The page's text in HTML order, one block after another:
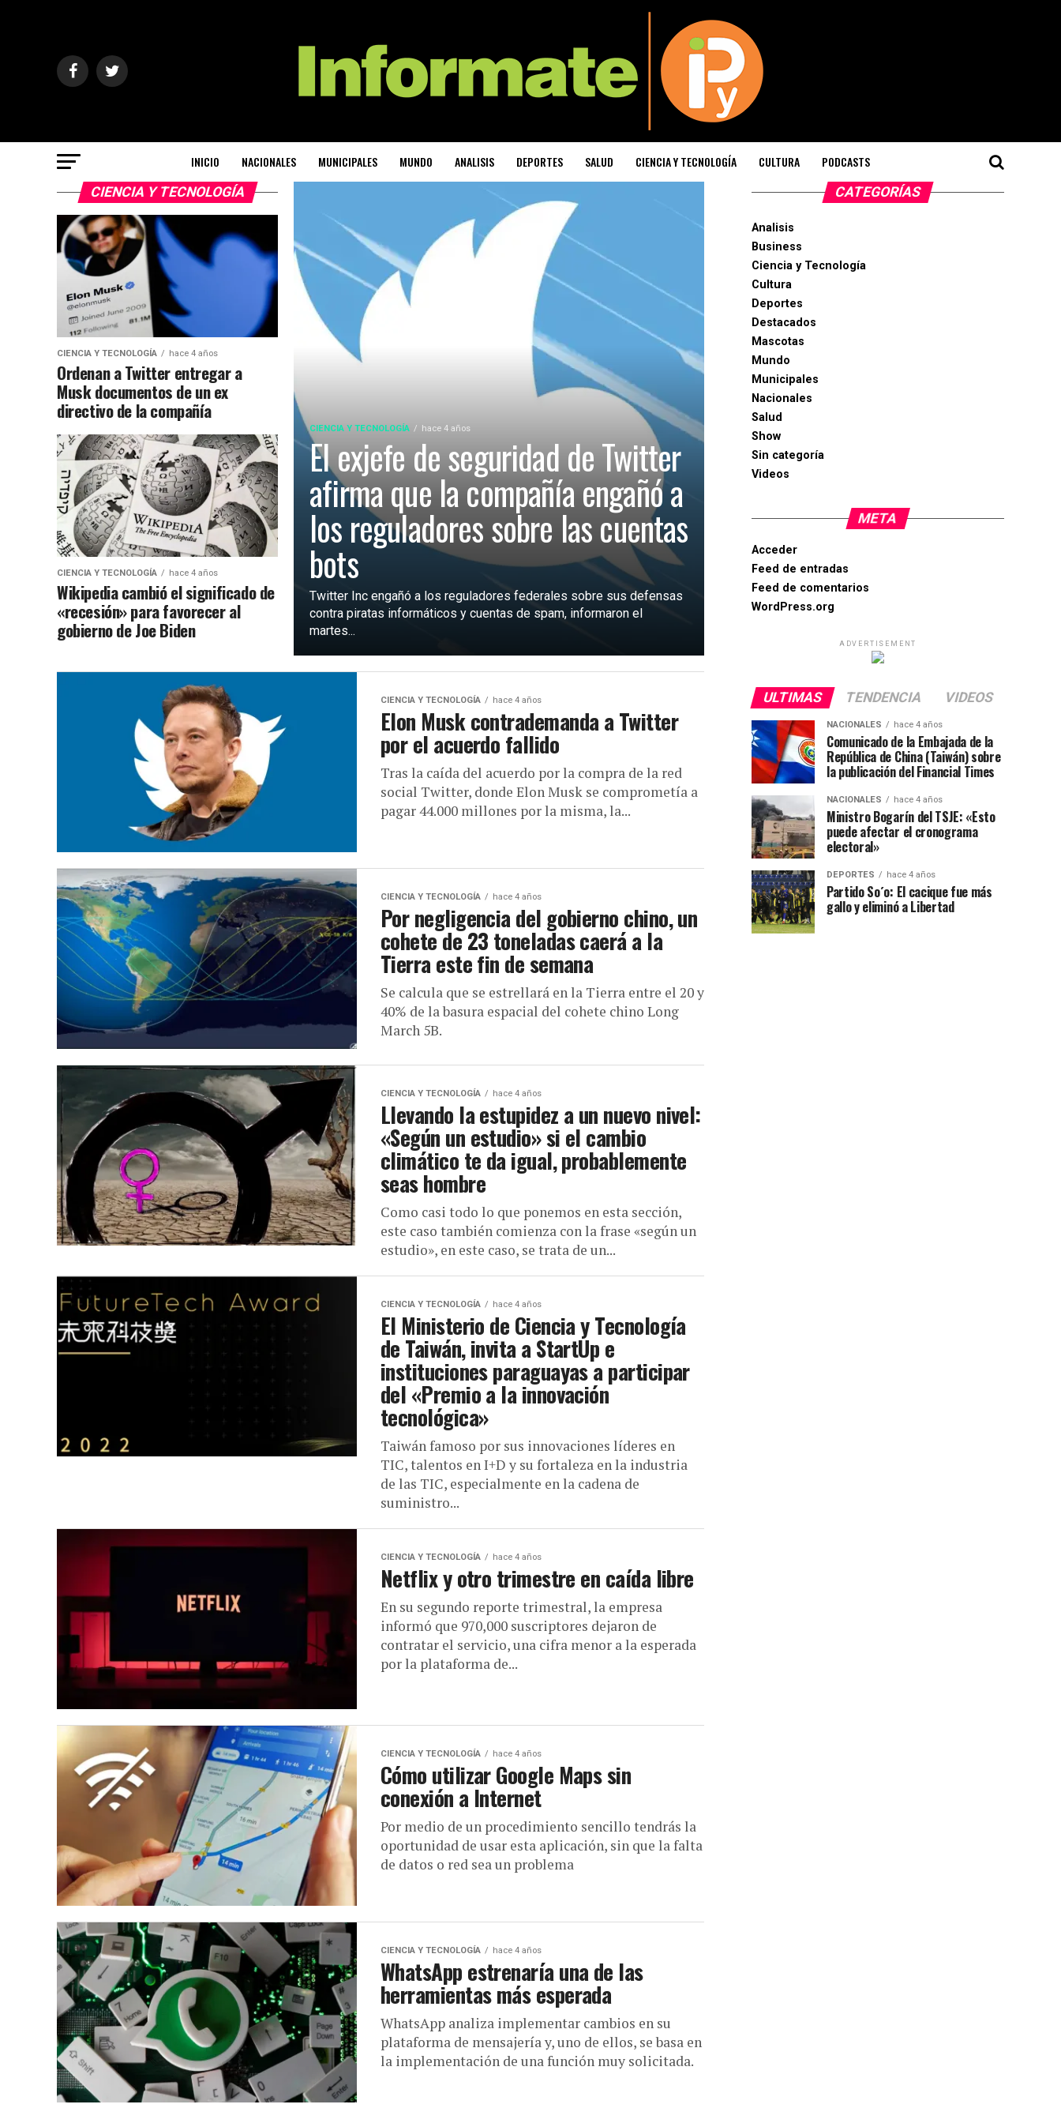
INICIO NACIONALES MUNICIPALES MUNDO ANALISIS DEPORTES SALUD CIENCIA Y TECNOLOGÍA CULTURA PODCASTS
CIENCIA Y TECNOLOGÍA hace 4 años
El exjefe de seguridad de Twitter
afirma que la compañía engañó a
los reguladores sobre las cuentas
bots
Twitter Inc engañó a los reguladores federales sobre sus defensas
contra piratas informáticos y cuentas de spam, informaron el
martes...
CIENCIA Y TECNOLOGÍA
CIENCIA Y TECNOLOGÍA hace 4 años
Ordenan a Twitter entregar a
Musk documentos de un ex
directivo de la compañía
CIENCIA Y TECNOLOGÍA hace 4 años
Wikipedia cambió el significado de
«recesión» para favorecer al
gobierno de Joe Biden
CIENCIA Y TECNOLOGÍA hace 4 años
Elon Musk contrademanda a Twitter
por el acuerdo fallido
Tras la caída del acuerdo por la compra de la red
social Twitter, donde Elon Musk se comprometía a
pagar 44.000 millones por la misma, la...
CIENCIA Y TECNOLOGÍA hace 4 años
Por negligencia del gobierno chino, un
cohete de 23 toneladas caerá a la
Tierra este fin de semana
Se calcula que se estrellará en la Tierra entre el 20 y
40% de la basura espacial del cohete chino Long
March 5B.
CIENCIA Y TECNOLOGÍA hace 4 años
Llevando la estupidez a un nuevo nivel:
«Según un estudio» si el cambio
climático te da igual, probablemente
seas hombre
Como casi todo lo que ponemos en esta sección,
este caso también comienza con la frase «según un
estudio», en este caso, se trata de un...
CIENCIA Y TECNOLOGÍA hace 4 años
El Ministerio de Ciencia y Tecnología
de Taiwán, invita a StartUp e
instituciones paraguayas a participar
del «Premio a la innovación
tecnológica»
Taiwán famoso por sus innovaciones líderes en
TIC, talentos en I+D y su fortaleza en la industria
de las TIC, especialmente en la cadena de
suministro...
CIENCIA Y TECNOLOGÍA hace 4 años
Netflix y otro trimestre en caída libre
En su segundo reporte trimestral, la empresa
informó que 970,000 suscriptores dejaron de
contratar el servicio, una cifra menor a la esperada
por la plataforma de...
CIENCIA Y TECNOLOGÍA hace 4 años
Cómo utilizar Google Maps sin
conexión a Internet
Por medio de un procedimiento sencillo tendrás la
oportunidad de usar esta aplicación, sin que la falta
de datos o red sea un problema
CIENCIA Y TECNOLOGÍA hace 4 años
WhatsApp estrenaría una de las
herramientas más esperada
WhatsApp analiza implementar cambios en su
plataforma de mensajería y, uno de ellos, se basa en
la implementación de una función muy solicitada.
CATEGORÍAS
Analisis
Business
Ciencia y Tecnología
Cultura
Deportes
Destacados
Mascotas
Mundo
Municipales
Nacionales
Salud
Show
Sin categoría
Videos
META
Acceder
Feed de entradas
Feed de comentarios
WordPress.org
ADVERTISEMENT
ULTIMAS TENDENCIA VIDEOS
NACIONALES hace 4 años
Comunicado de la Embajada de la
República de China (Taiwán) sobre
la publicación del Financial Times
NACIONALES hace 4 años
Ministro Bogarín del TSJE: «Esto
puede afectar el cronograma
electoral»
DEPORTES hace 4 años
Partido So´o: El cacique fue más
gallo y eliminó a Libertad